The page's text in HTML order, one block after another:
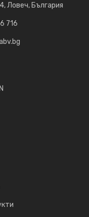
Ловеч, България
716